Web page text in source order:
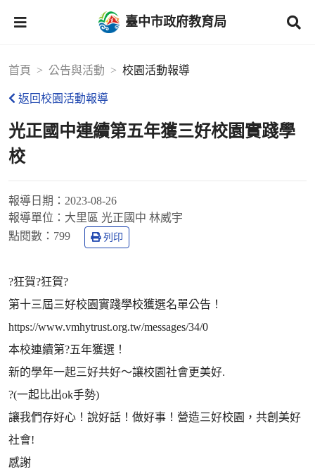
臺中市政府教育局
首頁 公告與活動 校園活動報導
返回校園活動報導
光正國中連續第五年獲三好校園實踐學
校
報導日期： 2023-08-26
報導單位： 大里區 光正國中 林威宇
點閱數： 799 列印
?狂賀?狂賀?
第十三屆三好校園實踐學校獲選名單公告！
https://www.vmhytrust.org.tw/messages/34/0
本校連續第?五年獲選！
新的學年一起三好共好～讓校園社會更美好.
?(一起比出ok手勢)
讓我們存好心！說好話！做好事！營造三好校園，共創美好
社會!
感謝